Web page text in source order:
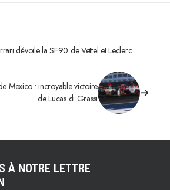
dévoile la SF90 de Vettel et Leclerc
Mexico : incroyable victoire
de Lucas di Grassi
À NOTRE LETTRE